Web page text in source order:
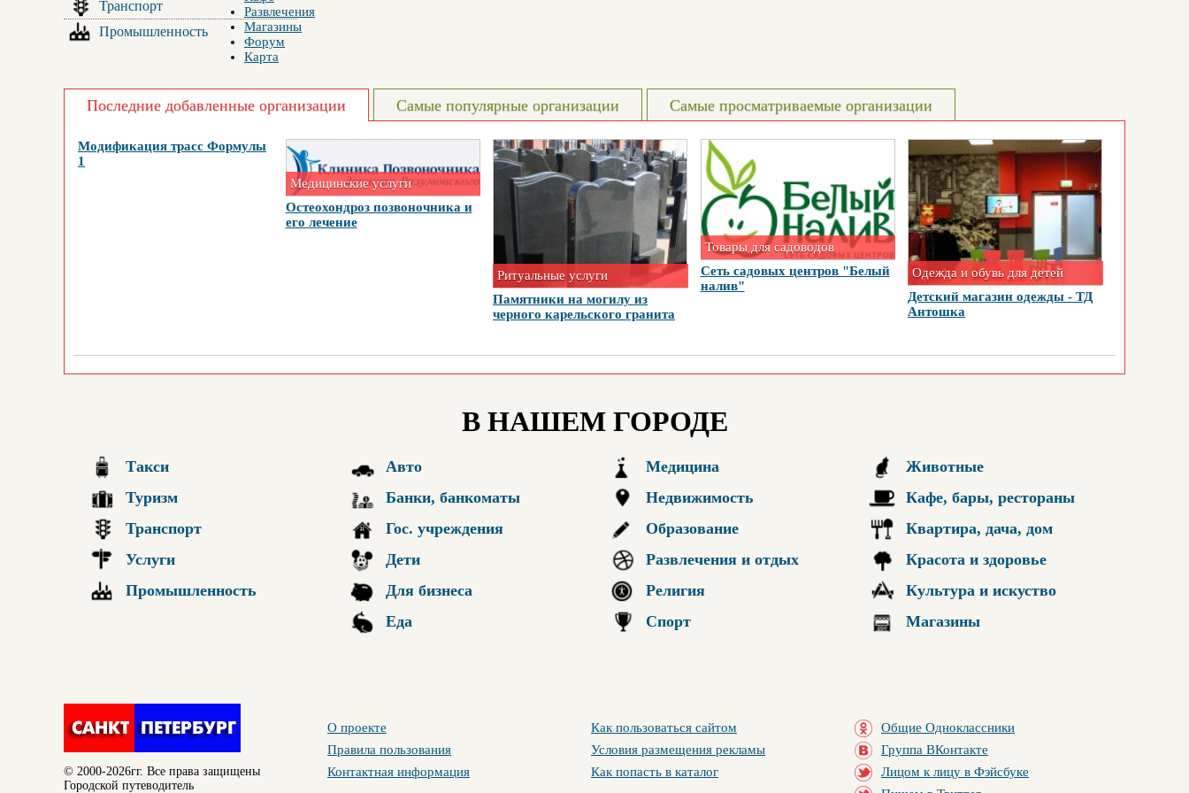
Развлечения
Магазины
Форум
Карта
Транспорт
Промышленность
Последние добавленные организации
Модификация трасс Формулы
1
Медицинские услуги
Остеохондроз позвоночника и
его лечение
Ритуальные услуги
Памятники на могилу из
черного карельского гранита
Товары для садоводов
Сеть садовых центров "Белый
налив"
Одежда и обувь для детей
Детский магазин одежды - ТД
Антошка
Самые популярные организации Самые просматриваемые организации
В НАШЕМ ГОРОДЕ
Такси
Туризм
Транспорт
Услуги
Промышленность
Авто
Банки, банкоматы
Гос. учреждения
Дети
Для бизнеса
Еда
Медицина
Недвижимость
Образование
Развлечения и отдых
Религия
Спорт
Животные
Кафе, бары, рестораны
Квартира, дача, дом
Красота и здоровье
Культура и искуство
Магазины
© 2000-2026гг. Все права защищены
Городской путеводитель
О проекте
Правила пользования
Контактная информация
Как пользоваться сайтом
Условия размещения рекламы
Как попасть в каталог
Общие Одноклассники
Группа ВКонтакте
Лицом к лицу в Фэйсбуке